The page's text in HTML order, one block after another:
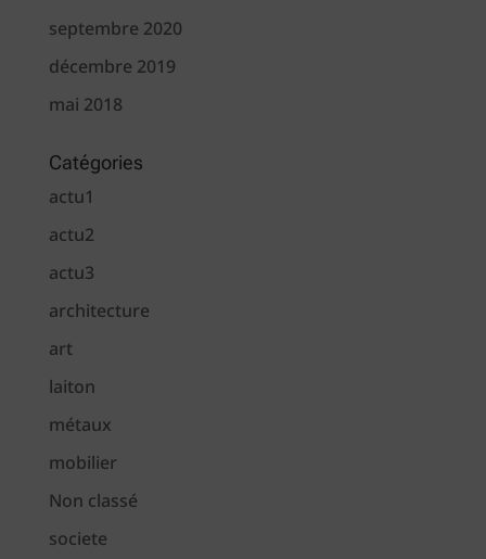
septembre 2020
décembre 2019
mai 2018
Catégories
actu1
actu2
actu3
architecture
art
laiton
métaux
mobilier
Non classé
societe